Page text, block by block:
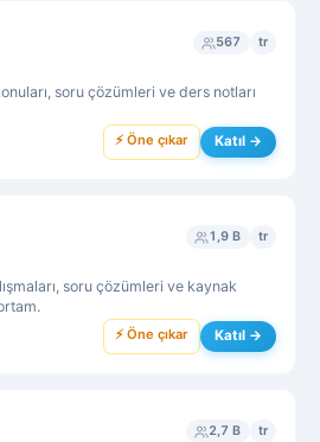
567 tr
soru çözümleri ve ders notları
⚡ Öne çıkar Katıl →
1,9 B tr
soru çözümleri ve kaynak
⚡ Öne çıkar Katıl →
2,7 B tr